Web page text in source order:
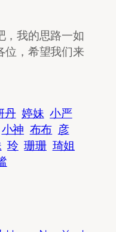
，我的思路一如
位，希望我们来
丹 婷妹 小严
小神 布布 彦
玲 珊珊 琦姐